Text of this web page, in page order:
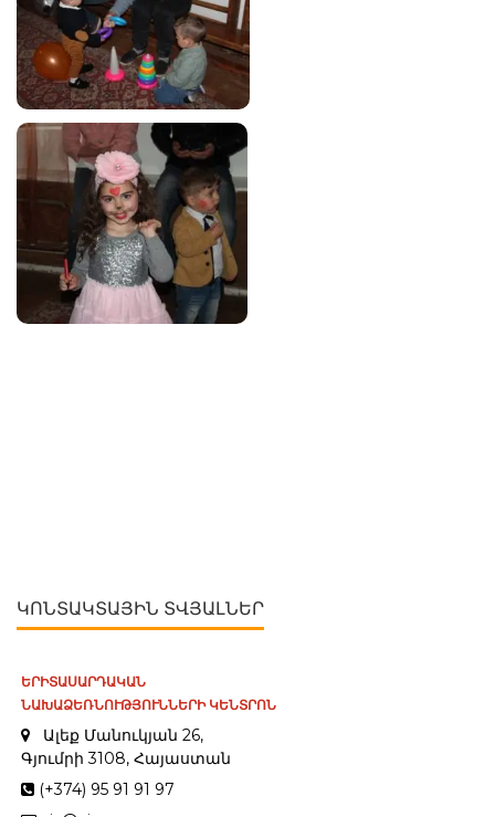
ԿՈՆՏԱԿՏԱՅԻՆ ՏՎՅԱԼՆԵՐ
ԵՐԻՏԱՍԱՐԴԱԿԱՆ
ՆԱԽԱՁԵՌՆՈՒԹՅՈՒՆՆԵՐԻ ԿԵՆՏՐՈՆ
Ալեք Մանուկյան 26,
Գյումրի 3108, Հայաստան
(+374) 95 91 91 97